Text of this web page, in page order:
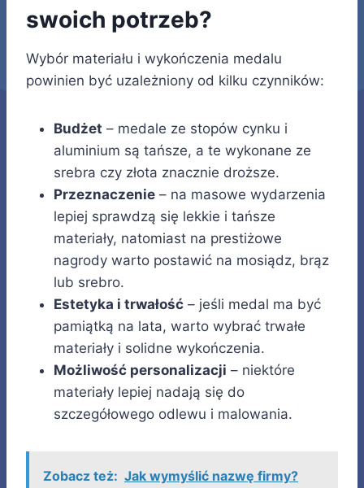
swoich potrzeb?
Wybór materiału i wykończenia medalu
powinien być uzależniony od kilku czynników:
Budżet – medale ze stopów cynku i
aluminium są tańsze, a te wykonane ze
srebra czy złota znacznie droższe.
Przeznaczenie – na masowe wydarzenia
lepiej sprawdzą się lekkie i tańsze
materiały, natomiast na prestiżowe
nagrody warto postawić na mosiądz, brąz
lub srebro.
Estetyka i trwałość – jeśli medal ma być
pamiątką na lata, warto wybrać trwałe
materiały i solidne wykończenia.
Możliwość personalizacji – niektóre
materiały lepiej nadają się do
szczegółowego odlewu i malowania.
Zobacz też: Jak wymyślić nazwę firmy?